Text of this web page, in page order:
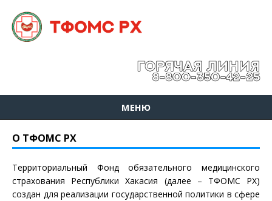
МЕНЮ
О ТФОМС РХ
Территориальный Фонд обязательного медицинского
страхования Республики Хакасия (далее – ТФОМС РХ)
создан для реализации государственной политики в сфере